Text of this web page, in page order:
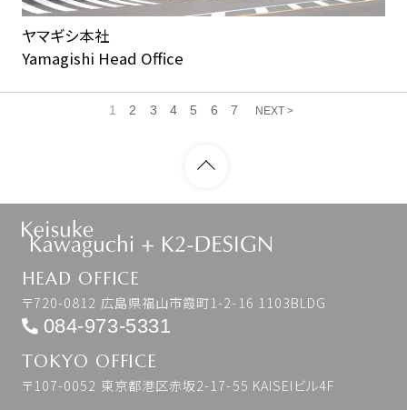
ヤマギシ本社
Yamagishi Head Office
1 2 3 4 5 6 7 NEXT >
HEAD OFFICE
〒720-0812 広島県福山市霞町1-2-16 1103BLDG
084-973-5331
TOKYO OFFICE
〒107-0052 東京都港区赤坂2-17-55 KAISEIビル4F